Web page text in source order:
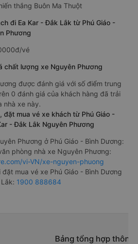
thắng Buôn Ma Thuột
đi Ea Kar - Đắk Lắk từ Phú Giáo -
Phương
vé
chất lượng xe Nguyên Phương
được đánh giá với số điểm trung
0 đánh giá của khách hàng đã trải
nhà xe này.
đặt mua vé xe khách từ Phú Giáo -
- Đắk Lắk Nguyên Phương
Phương ở Phú Giáo - Bình Dương:
phòng nhà xe Nguyên Phương:
vi-VN/xe-nguyen-phuong
đặt mua vé xe Phú Giáo - Bình Dương
1900 888684
Bảng tổng hợp thông